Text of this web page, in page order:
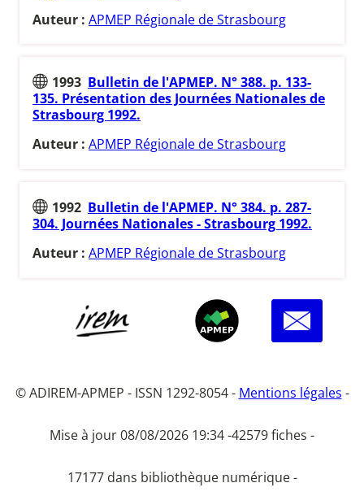
Auteur : APMEP Régionale de Strasbourg
1993 Bulletin de l'APMEP. N° 388. p. 133-
135. Présentation des Journées Nationales de
Strasbourg 1992.
Auteur : APMEP Régionale de Strasbourg
1992 Bulletin de l'APMEP. N° 384. p. 287-
304. Journées Nationales - Strasbourg 1992.
Auteur : APMEP Régionale de Strasbourg
© ADIREM-APMEP - ISSN 1292-8054 - Mentions légales -
Mise à jour 08/08/2026 19:34 -42579 fiches -
17177 dans bibliothèque numérique -